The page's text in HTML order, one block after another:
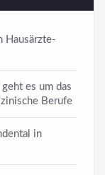
Hausärzte-
es um das
Berufe
in